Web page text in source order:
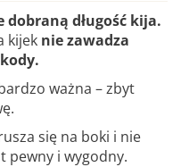
dobraną długość kija.
kijek nie zawadza
ważna – zbyt
się na boki i nie
pewny i wygodny.